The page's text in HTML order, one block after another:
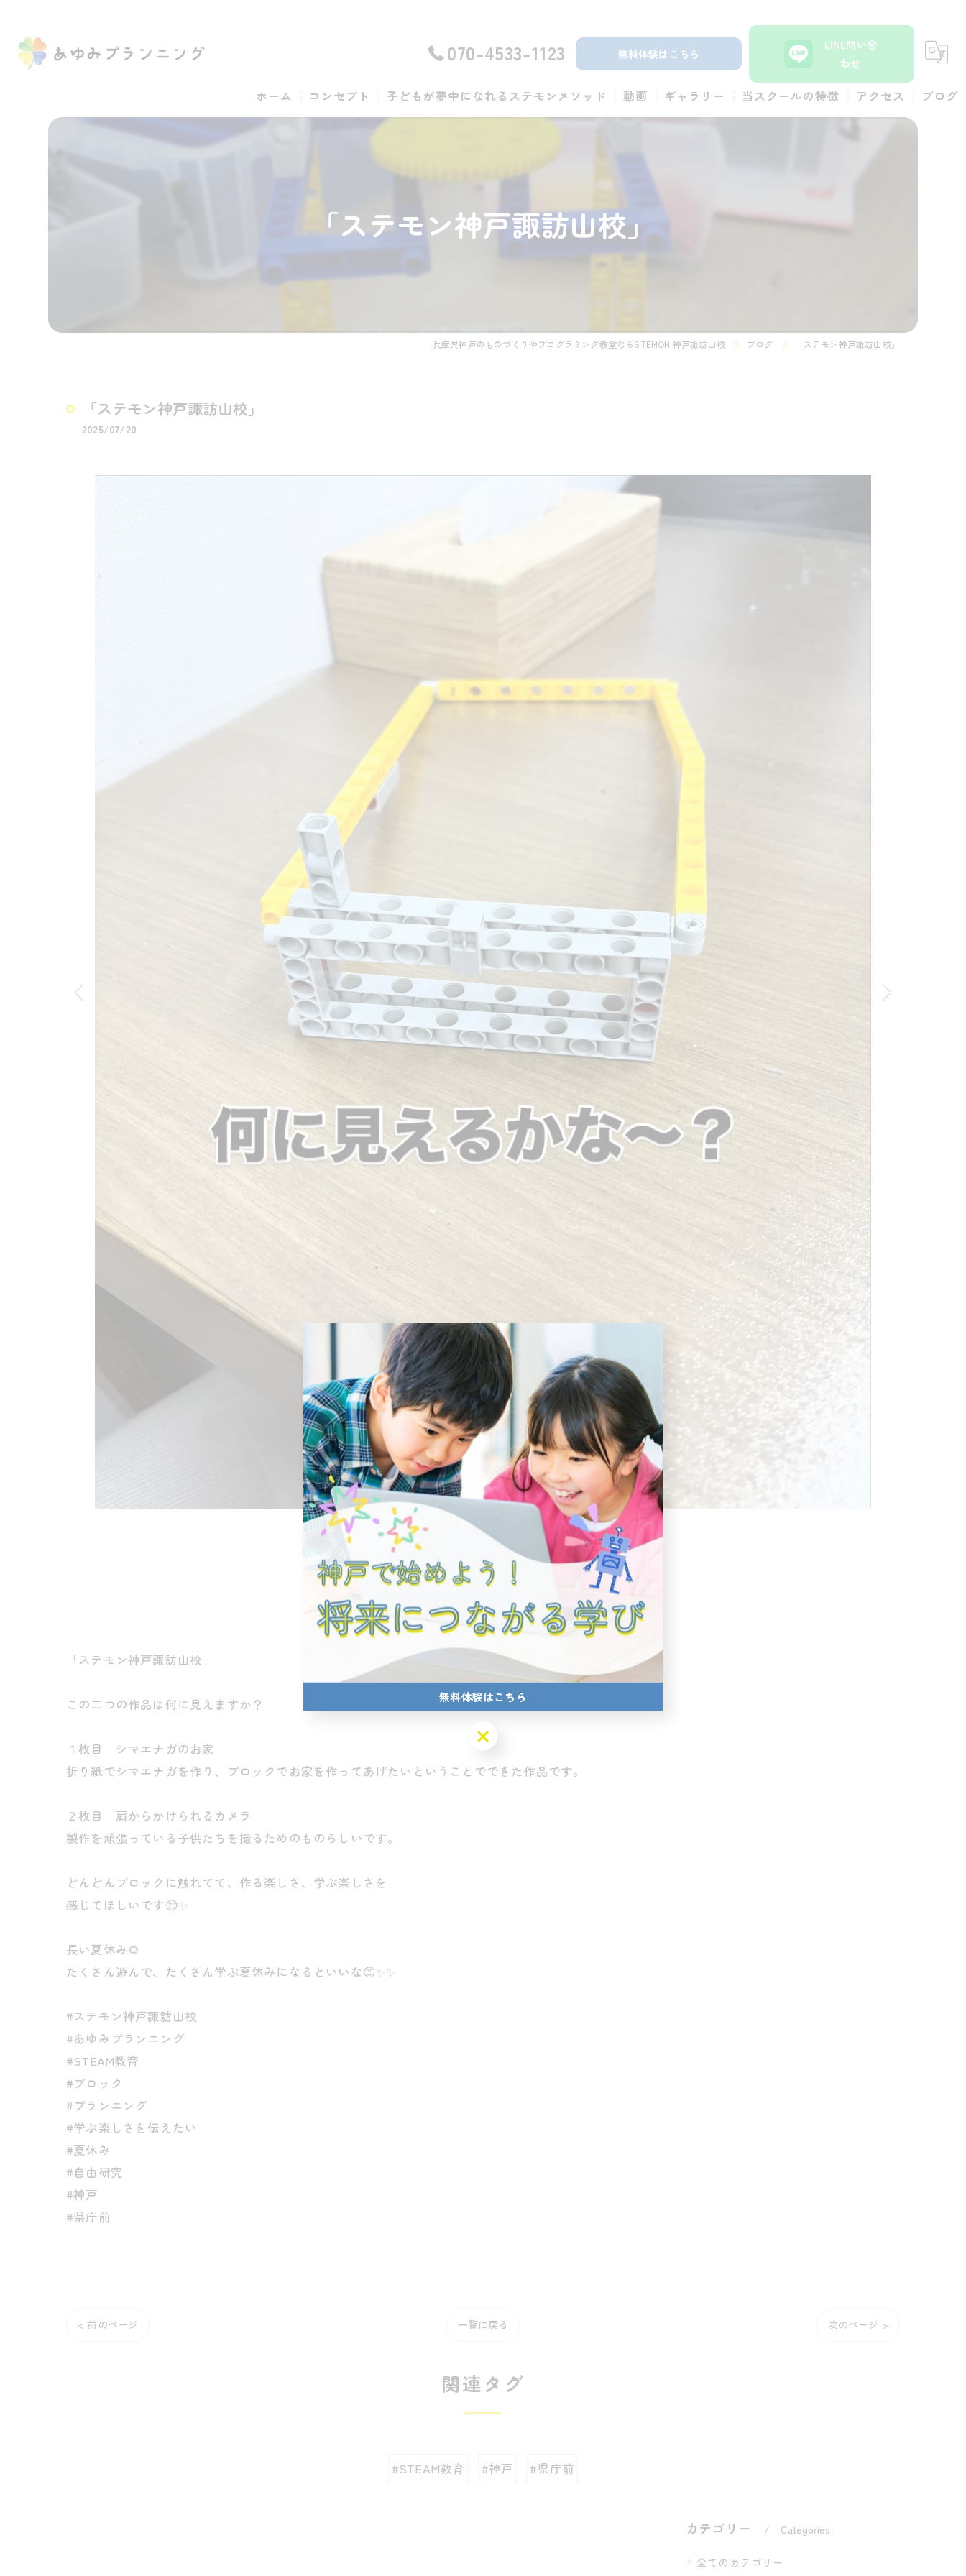
070-4533-1123 無料体験はこちら
LINE問い合
わせ
ホーム コンセプト 子どもが夢中になれるステモンメソッド 動画 ギャラリー 当スクールの特徴 アクセス ブログ
「ステモン神戸諏訪山校」
兵庫県神戸のものづくりやプログラミング教室ならSTEMON 神戸諏訪山校 ブログ 「ステモン神戸諏訪山校」
「ステモン神戸諏訪山校」
2025/07/20
「ステモン神戸諏訪山校」
この二つの作品は何に見えますか？
１枚目 シマエナガのお家
折り紙でシマエナガを作り、ブロックでお家を作ってあげたいということでできた作品です。
２枚目 肩からかけられるカメラ
製作を頑張っている子供たちを撮るためのものらしいです。
どんどんブロックに触れてて、作る楽しさ、学ぶ楽しさを
感じてほしいです😊✨
長い夏休み🌻
たくさん遊んで、たくさん学ぶ夏休みになるといいな😊✨✨
#ステモン神戸諏訪山校
#あゆみプランニング
#STEAM教育
#ブロック
#プランニング
#学ぶ楽しさを伝えたい
#夏休み
#自由研究
#神戸
#県庁前
< 前のページ 一覧に戻る 次のページ >
関連タグ
#STEAM教育 #神戸 #県庁前
カテゴリー Categories
全てのカテゴリー
無料体験はこちら
無料体験はこちら